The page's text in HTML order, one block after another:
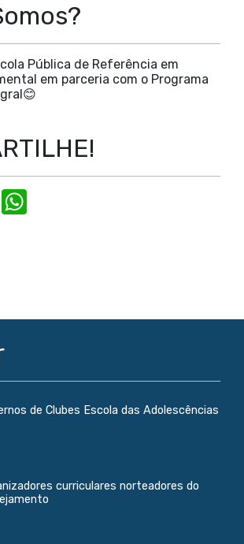
Pública de Referência em
em parceria com o Programa
E
m
de Clubes Escola das Adolescências
curriculares norteadores do